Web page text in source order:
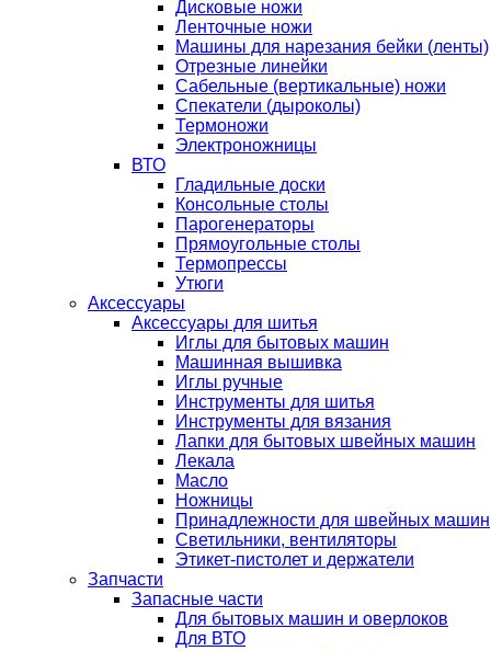
Дисковые ножи
Ленточные ножи
Машины для нарезания бейки (ленты)
Отрезные линейки
Сабельные (вертикальные) ножи
Спекатели (дыроколы)
Термоножи
Электроножницы
ВТО
Гладильные доски
Консольные столы
Парогенераторы
Прямоугольные столы
Термопрессы
Утюги
Аксессуары
Аксессуары для шитья
Иглы для бытовых машин
Машинная вышивка
Иглы ручные
Инструменты для шитья
Инструменты для вязания
Лапки для бытовых швейных машин
Лекала
Масло
Ножницы
Принадлежности для швейных машин
Светильники, вентиляторы
Этикет-пистолет и держатели
Запчасти
Запасные части
Для бытовых машин и оверлоков
Для ВТО